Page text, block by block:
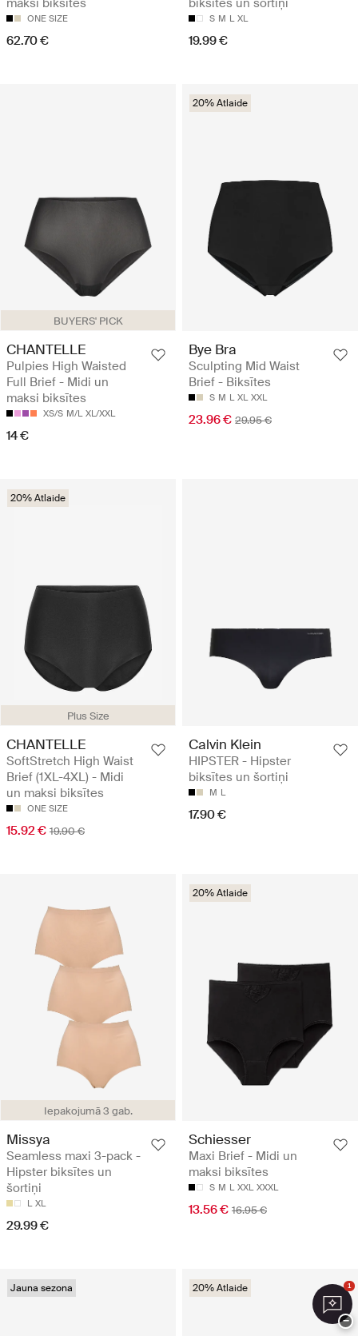
ONE SIZE
62.70 €
S M L XL
19.99 €
BUYERS' PICK
CHANTELLE
Pulpies High Waisted
Full Brief - Midi un
maksi biksītes
XS/S M/L XL/XXL
14 €
20% Atlaide
Bye Bra
Sculpting Mid Waist
Brief - Biksītes
S M L XL XXL
23.96 € 29.95 €
Plus Size
20% Atlaide
CHANTELLE
SoftStretch High Waist
Brief (1XL-4XL) - Midi
un maksi biksītes
ONE SIZE
15.92 € 19.90 €
Calvin Klein
HIPSTER - Hipster
biksītes un šortiņi
M L
17.90 €
Iepakojumā 3 gab.
Missya
Seamless maxi 3-pack -
Hipster biksītes un
šortiņi
L XL
29.99 €
20% Atlaide
Schiesser
Maxi Brief - Midi un
maksi biksītes
S M L XXL XXXL
13.56 € 16.95 €
Jauna sezona 20% Atlaide 1
−